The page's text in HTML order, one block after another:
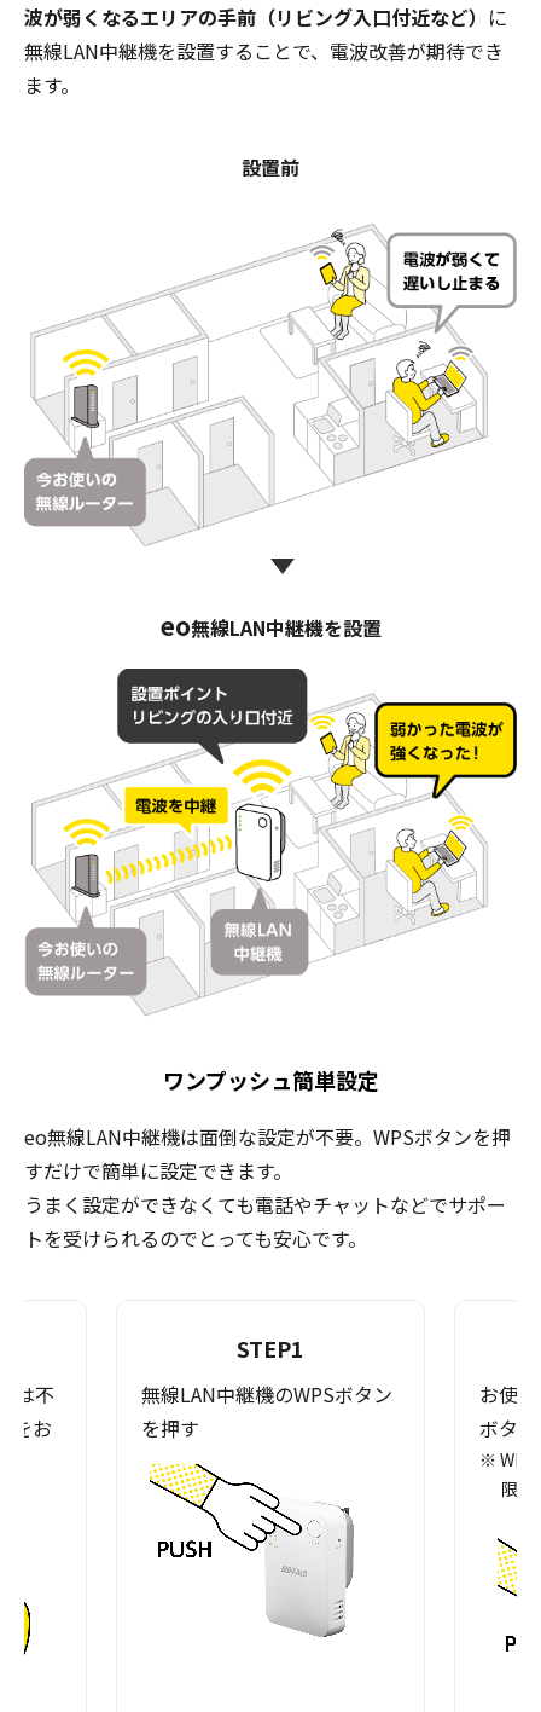
波が弱くなるエリアの手前（リビング入口付近など） に
無線LAN中継機を設置することで、電波改善が期待でき
ます。
設置前
eo無線LAN中継機を設置
ワンプッシュ簡単設定
eo無線LAN中継機は面倒な設定が不要。WPSボタンを押
すだけで簡単に設定できます。
うまく設定ができなくても電話やチャットなどでサポー
トを受けられるのでとっても安心です。
は不
をお
STEP1
無線LAN中継機のWPSボタン
を押す
お使
ボタ
※ WPS
限り